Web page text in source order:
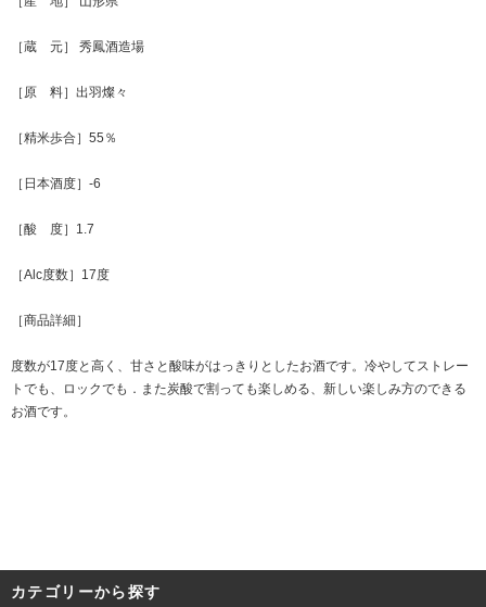
［蔵 元］ 秀鳳酒造場
［原 料］出羽燦々
［精米歩合］55％
［日本酒度］-6
［酸 度］1.7
［Alc度数］17度
［商品詳細］
度数が17度と高く、甘さと酸味がはっきりとしたお酒です。冷やしてストレー
トでも、ロックでも．また炭酸で割っても楽しめる、新しい楽しみ方のできる
お酒です。
カテゴリーから探す